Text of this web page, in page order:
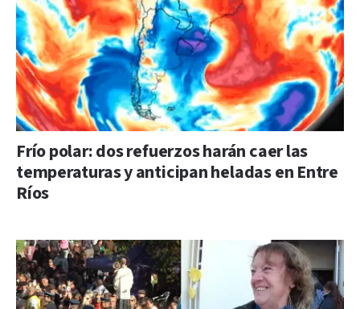
Frío polar: dos refuerzos harán caer las
temperaturas y anticipan heladas en Entre
Ríos